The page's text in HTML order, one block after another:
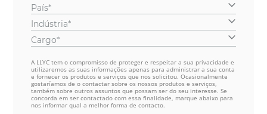
País*
Indústria*
Cargo*
A LLYC tem o compromisso de proteger e respeitar a sua privacidade e
utilizaremos as suas informações apenas para administrar a sua conta
e fornecer os produtos e serviços que nos solicitou. Ocasionalmente
gostaríamos de o contactar sobre os nossos produtos e serviços,
também sobre outros assuntos que possam ser do seu interesse. Se
concorda em ser contactado com essa finalidade, marque abaixo para
nos informar qual a melhor forma de contacto.